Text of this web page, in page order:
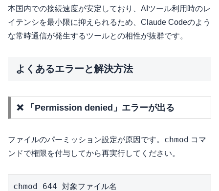
本国内での接続速度が安定しており、AIツール利用時のレ
イテンシを最小限に抑えられるため、Claude Codeのよう
な常時通信が発生するツールとの相性が抜群です。
よくあるエラーと解決方法
❌ 「Permission denied」エラーが出る
ファイルのパーミッション設定が原因です。 chmod コマ
ンドで権限を付与してから再実行してください。
chmod 644 対象ファイル名